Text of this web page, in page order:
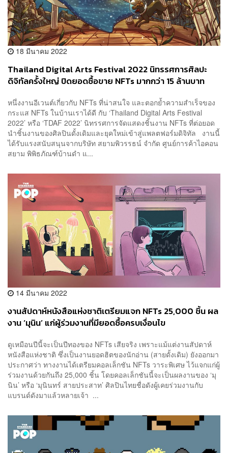
18 มีนาคม 2022
Thailand Digital Arts Festival 2022 นิทรรศการศิลปะ
ดิจิทัลครั้งใหญ่ ปิดยอดซื้อขาย NFTs มากกว่า 15 ล้านบาท
หนึ่งงานอีเวนต์เกี่ยวกับ NFTs ที่น่าสนใจ และตอกย้ำความสำเร็จของ
กระแส NFTs ในบ้านเราได้ดี กับ ‘Thailand Digital Arts Festival
2022’ หรือ ‘TDAF 2022’ นิทรรศการจัดแสดงชิ้นงาน NFTs ที่ต่อยอด
นำชิ้นงานของศิลปินดั้งเดิมและยุคใหม่เข้าสู่แพลตฟอร์มดิจิทัล งานนี้
ได้รับแรงสนับสนุนจากบริษัท สยามพิวรรธน์ จำกัด ศูนย์การค้าไอคอน
สยาม พิพิธภัณฑ์บ้านดำ แ...
14 มีนาคม 2022
งานสัปดาห์หนังสือแห่งชาติเตรียมแจก NFTs 25,000 ชิ้น ผล
งาน ‘มุนิน’ แก่ผู้ร่วมงานที่มียอดซื้อครบเงื่อนไข
ดูเหมือนปีนี้จะเป็นปีทองของ NFTs เสียจริง เพราะแม้แต่งานสัปดาห์
หนังสือแห่งชาติ ซึ่งเป็นงานยอดฮิตของนักอ่าน (สายดั้งเดิม) ยังออกมา
ประกาศว่า ทางงานได้เตรียมคอลเล็กชัน NFTs วาระพิเศษ ไว้แจกแก่ผู้
ร่วมงานด้วยกันถึง 25,000 ชิ้น โดยคอลเล็กชันนี้จะเป็นผลงานของ ‘มุ
นิน’ หรือ ‘มุนินทร์ สายประสาท’ ศิลปินไทยชื่อดังผู้เคยร่วมงานกับ
แบรนด์ดังมาแล้วหลายเจ้า ...